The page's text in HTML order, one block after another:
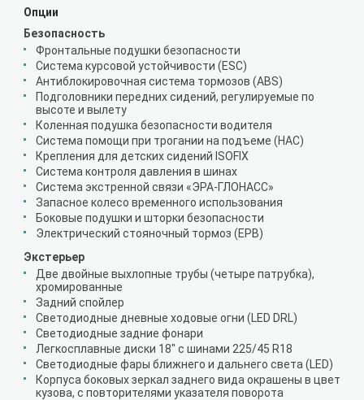
Опции
Безопасность
Фронтальные подушки безопасности
Система курсовой устойчивости (ESС)
Антиблокировочная система тормозов (ABS)
Подголовники передних сидений, регулируемые по
высоте и вылету
Коленная подушка безопасности водителя
Система помощи при трогании на подъеме (HAC)
Крепления для детских сидений ISOFIX
Система контроля давления в шинах
Система экстренной связи «ЭРА-ГЛОНАСС»
Запасное колесо временного использования
Боковые подушки и шторки безопасности
Электрический стояночный тормоз (EPB)
Экстерьер
Две двойные выхлопные трубы (четыре патрубка),
хромированные
Задний спойлер
Светодиодные дневные ходовые огни (LED DRL)
Светодиодные задние фонари
Легкосплавные диски 18" с шинами 225/45 R18
Светодиодные фары ближнего и дальнего света (LED)
Корпуса боковых зеркал заднего вида окрашены в цвет
кузова, с повторителями указателя поворота